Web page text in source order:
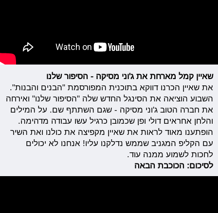
שאיין קמל מארחת את ג'וני מסיקה - הסיפור שלנו
את שאיין הכרנו דווקא בתוכנית המפורסמת "הבנים והבנות".
השבוע הוציאה את הסינגל החדש שלה "הסיפור שלנו" ואירחה
את חברה הטוב ג'וני מסיקה - שגם השתתף שם. על המילים
והלחן אחראים דולי ופן שכמובן כרגיל עשו עבודה מדהימה.
הופתענו מאוד לראות את שאיין מקפיצה את כולנו ואת השיר
עם הקליפ המגניב שממש נדלקנו עליו! אנחנו לא יכולים
לחכות לשמוע ממנה עוד.
לסיכום: הכוכבת הבאה